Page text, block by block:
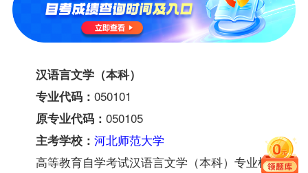
汉语言文学（本科）
专业代码： 050101
原专业代码： 050105
主考学校： 河北师范大学
高等教育自学考试汉语言文学（本科）专业根据高